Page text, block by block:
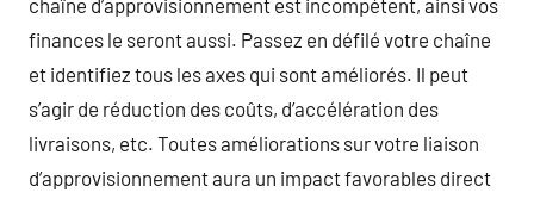
chaîne d’approvisionnement est incompétent, ainsi vos
finances le seront aussi. Passez en défilé votre chaîne
et identifiez tous les axes qui sont améliorés. Il peut
s’agir de réduction des coûts, d’accélération des
livraisons, etc. Toutes améliorations sur votre liaison
d’approvisionnement aura un impact favorables direct